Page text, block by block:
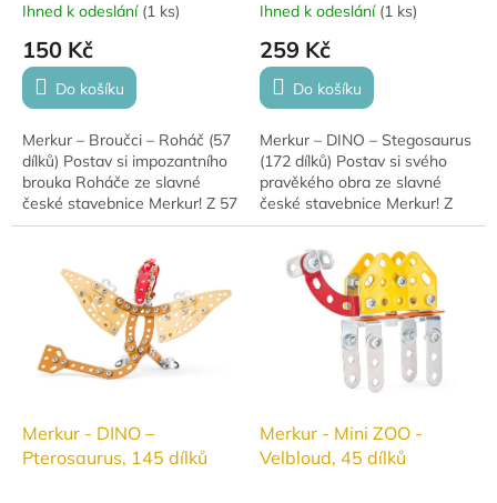
Ihned k odeslání (1 ks)
150 Kč
Do košíku
Merkur – Broučci – Roháč (57
dílků) Postav si impozantního
brouka Roháče ze slavné
české stavebnice Merkur! Z 57
kovových dílků vytvoříš
který...
Ihned k odeslání (1 ks)
259 Kč
Do košíku
Merkur – DINO – Stegosaurus
(172 dílků) Postav si svého
pravěkého obra ze slavné
české stavebnice Merkur! Z
172 kovových dílků vytvoříš
věrný model Stegosaura s...
Merkur - DINO –
Pterosaurus, 145 dílků
Merkur - Mini ZOO -
Velbloud, 45 dílků